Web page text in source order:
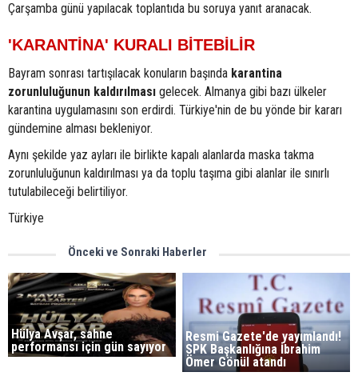
Çarşamba günü yapılacak toplantıda bu soruya yanıt aranacak.
'KARANTİNA' KURALI BİTEBİLİR
Bayram sonrası tartışılacak konuların başında karantina
zorunluluğunun kaldırılması gelecek. Almanya gibi bazı ülkeler
karantina uygulamasını son erdirdi. Türkiye'nin de bu yönde bir kararı
gündemine alması bekleniyor.
Aynı şekilde yaz ayları ile birlikte kapalı alanlarda maska takma
zorunluluğunun kaldırılması ya da toplu taşıma gibi alanlar ile sınırlı
tutulabileceği belirtiliyor.
Türkiye
Önceki ve Sonraki Haberler
Hülya Avşar, sahne
performansı için gün sayıyor
Resmi Gazete'de yayımlandı!
SPK Başkanlığına İbrahim
Ömer Gönül atandı